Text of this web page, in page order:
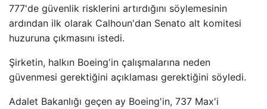
777'de güvenlik risklerini artırdığını söylemesinin
ardından ilk olarak Calhoun'dan Senato alt komitesi
huzuruna çıkmasını istedi.
Şirketin, halkın Boeing'in çalışmalarına neden
güvenmesi gerektiğini açıklaması gerektiğini söyledi.
Adalet Bakanlığı geçen ay Boeing'in, 737 Max'i